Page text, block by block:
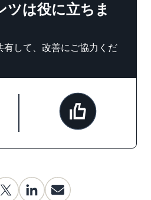
ツは役に立ちま
有して、改善にご協力くだ